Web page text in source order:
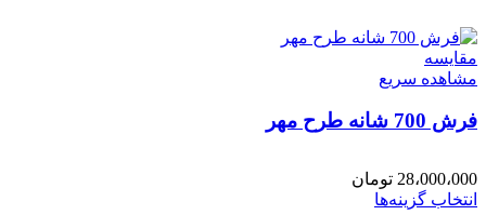
مقایسه
مشاهده سریع
فرش 700 شانه طرح مهر
28،000،000 تومان
انتخاب گزینه‌ها